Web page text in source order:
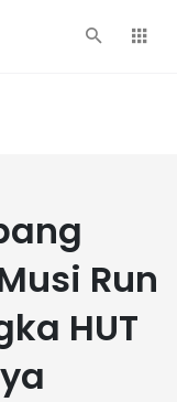
Run
HUT